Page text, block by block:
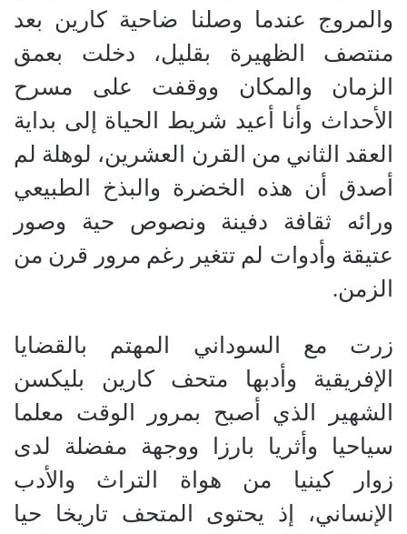
والمروج عندما وصلنا ضاحية كارين بعد
منتصف الظهيرة بقليل، دخلت بعمق
الزمان والمكان ووقفت على مسرح
الأحداث وأنا أعيد شريط الحياة إلى بداية
العقد الثاني من القرن العشرين، لوهلة لم
أصدق أن هذه الخضرة والبذخ الطبيعي
ورائه ثقافة دفينة ونصوص حية وصور
عتيقة وأدوات لم تتغير رغم مرور قرن من
الزمن.
زرت مع السوداني المهتم بالقضايا
الإفريقية وأدبها متحف كارين بليكسن
الشهير الذي أصبح بمرور الوقت معلما
سياحيا وأثريا بارزا ووجهة مفضلة لدى
زوار كينيا من هواة التراث والأدب
الإنساني، إذ يحتوى المتحف تاريخا حيا